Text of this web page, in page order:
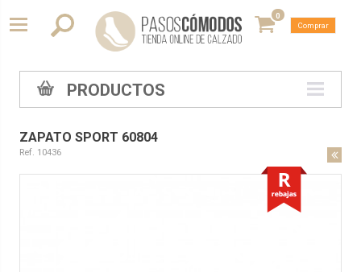
0
Comprar
PRODUCTOS
ZAPATO SPORT 60804
Ref. 10436